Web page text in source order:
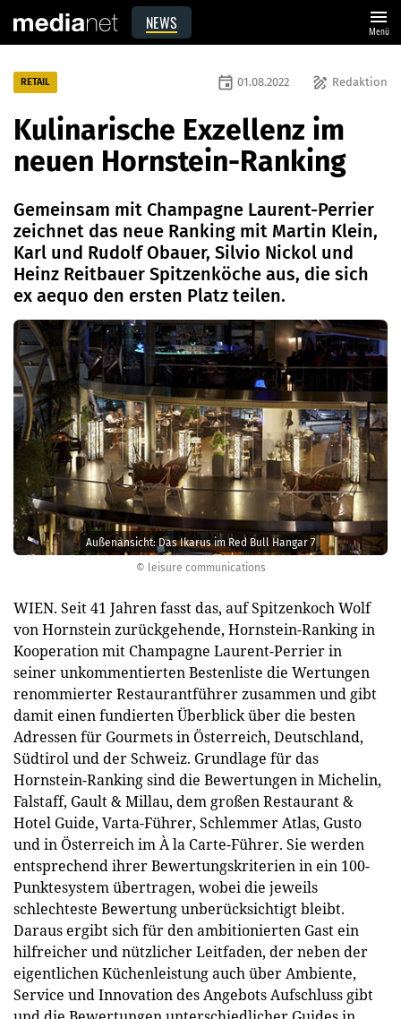
NEWS menu
Menü
© leisure communications
Außenansicht: Das Ikarus im Red Bull Hangar 7
RETAIL draw Redaktion
event 01.08.2022
Kulinarische Exzellenz im
neuen Hornstein-Ranking
Gemeinsam mit Champagne Laurent-Perrier
zeichnet das neue Ranking mit Martin Klein,
Karl und Rudolf Obauer, Silvio Nickol und
Heinz Reitbauer Spitzenköche aus, die sich
ex aequo den ersten Platz teilen.
WIEN. Seit 41 Jahren fasst das, auf Spitzenkoch Wolf
von Hornstein zurückgehende, Hornstein-Ranking in
Kooperation mit Champagne Laurent-Perrier in
seiner unkommentierten Bestenliste die Wertungen
renommierter Restaurantführer zusammen und gibt
damit einen fundierten Überblick über die besten
Adressen für Gourmets in Österreich, Deutschland,
Südtirol und der Schweiz. Grundlage für das
Hornstein-Ranking sind die Bewertungen in Michelin,
Falstaff, Gault & Millau, dem großen Restaurant &
Hotel Guide, Varta-Führer, Schlemmer Atlas, Gusto
und in Österreich im À la Carte-Führer. Sie werden
entsprechend ihrer Bewertungskriterien in ein 100-
Punktesystem übertragen, wobei die jeweils
schlechteste Bewertung unberücksichtigt bleibt.
Daraus ergibt sich für den ambitionierten Gast ein
hilfreicher und nützlicher Leitfaden, der neben der
eigentlichen Küchenleistung auch über Ambiente,
Service und Innovation des Angebots Aufschluss gibt